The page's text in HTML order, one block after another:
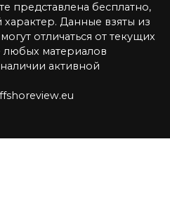
представлена бесплатно,
Данные взяты из
отличаться от текущих
любых материалов
активной